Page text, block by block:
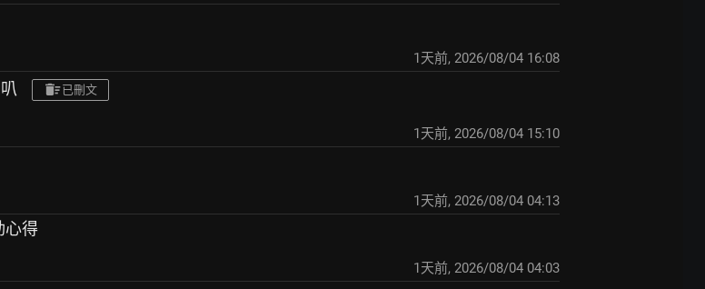
1天前, 2026/08/04 16:08
已刪文
1天前, 2026/08/04 15:10
1天前, 2026/08/04 04:13
心得
1天前, 2026/08/04 04:03